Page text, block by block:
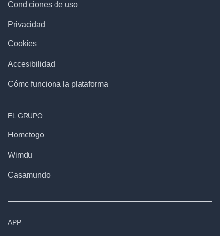
Condiciones de uso
Privacidad
Cookies
Accesibilidad
Cómo funciona la plataforma
EL GRUPO
Hometogo
Wimdu
Casamundo
APP